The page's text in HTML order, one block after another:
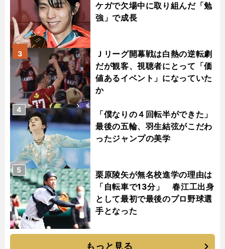
ケガで欠場中に取り組んだ「勉
強」で成長
Ｊリーグ開幕戦は白熱の逆転劇
だが観客、視聴者にとって「価
値あるイベント」になっていた
か
3
「僕なりの４回転半ができた」
最後の五輪、羽生結弦がこだわ
ったジャンプの美学
4
栗原陵矢が無名校進学の理由は
「自転車で13分」 春江工出身
として最初で最後のプロ野球選
手となった
5
もっと見る